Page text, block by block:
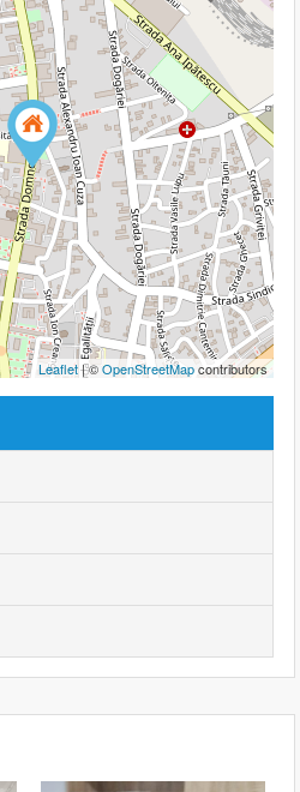
Leaflet| ©OpenStreetMapcontributors